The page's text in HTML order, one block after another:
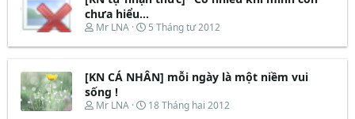
chưa hiểu...
T
r
a
d
s
Mr LNA
N
à
b
t
5 Tháng tư 2012
[KN CÁ NHÂN] mỗi ngày là một niềm vui
sống !
T
Mr LNA
N
18 Tháng hai 2012